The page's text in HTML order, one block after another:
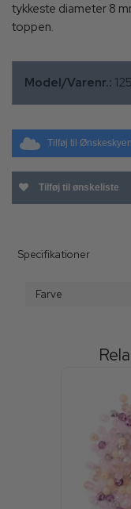
tykkeste diameter 8
toppen.
Model/Varenr.:
Tilføj til Ønskeskyen
Tilføj til ønskeliste
Specifikationer
Farve